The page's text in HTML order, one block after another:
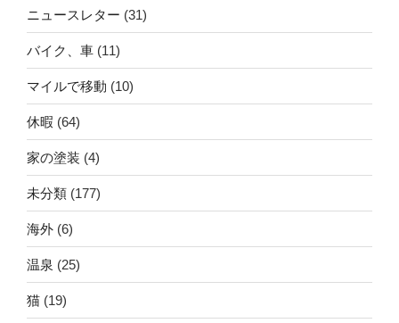
ニュースレター (31)
バイク、車 (11)
マイルで移動 (10)
休暇 (64)
家の塗装 (4)
未分類 (177)
海外 (6)
温泉 (25)
猫 (19)